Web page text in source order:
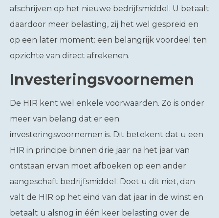
afschrijven op het nieuwe bedrijfsmiddel. U betaalt
daardoor meer belasting, zij het wel gespreid en
op een later moment: een belangrijk voordeel ten
opzichte van direct afrekenen.
Investeringsvoornemen
De HIR kent wel enkele voorwaarden. Zo is onder
meer van belang dat er een
investeringsvoornemen is. Dit betekent dat u een
HIR in principe binnen drie jaar na het jaar van
ontstaan ervan moet afboeken op een ander
aangeschaft bedrijfsmiddel. Doet u dit niet, dan
valt de HIR op het eind van dat jaar in de winst en
betaalt u alsnog in één keer belasting over de